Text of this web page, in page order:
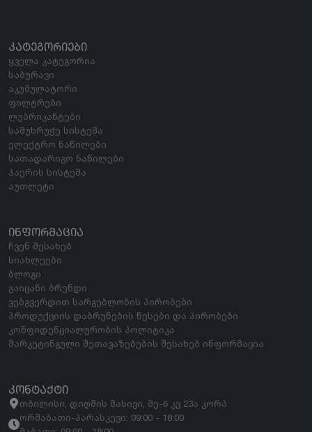
ᲙᲐᲢᲔᲒᲝᲠᲘᲔᲑᲘ
ყველა კატეგორია
საბურავი
აკუმულატორი
ფილტრები
ლუბრიკანტები
სამუხრუჭე სისტემა
ელექტრო ნაწილები
სათადარიგო ნაწილები
ჰაერის სისტემა
აუთლეტი
ᲘᲜᲤᲝᲠᲛᲐᲪᲘᲐ
ჩვენ შესახებ
სიახლეები
ბლოგი
გაიცანი ბრენდი
ვებგვერდით სარგებლობის პირობები
პროდუქციის დაბრუნების წესები და პირობები
კონფიდენციალურობის პოლიტიკა
მარკეტინგული შეთავაზებების შესახებ ინფორმაცია
ᲙᲝᲜᲢᲐᲥᲢᲘ
თბილისი, დიღმის მასივი, მე-6 კვ 23ა კორპ
ორშაბათი-პარასკევი: 09:00 - 18:00